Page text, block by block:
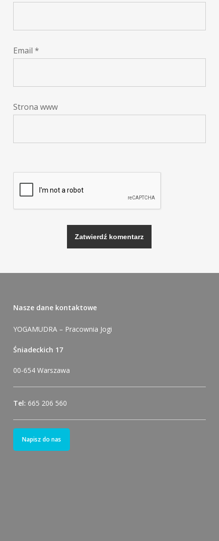
Email *
Strona www
Nasze dane kontaktowe
YOGAMUDRA – Pracownia Jogi
Śniadeckich 17
00-654 Warszawa
Tel: 665 206 560
Napisz do nas